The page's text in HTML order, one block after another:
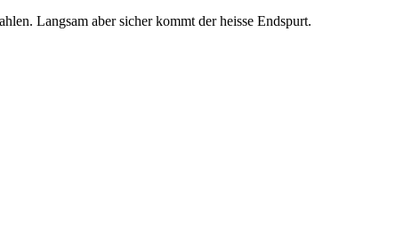
Langsam aber sicher kommt der heisse Endspurt.